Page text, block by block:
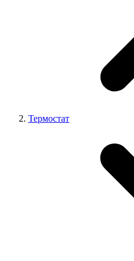
Термостат